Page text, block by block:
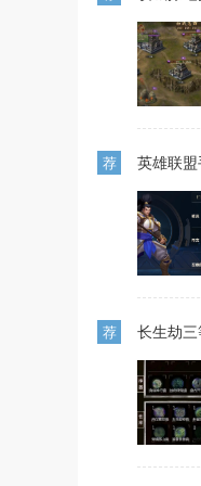
荐 英雄联
荐 长生劫